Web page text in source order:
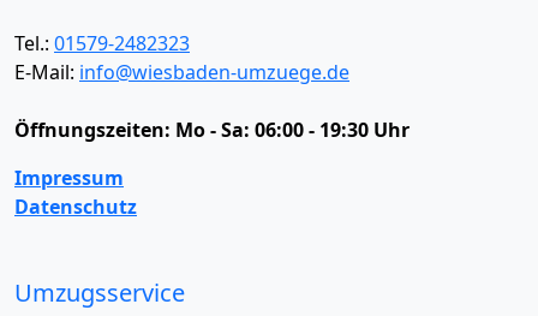
Tel.: 01579-2482323
E-Mail: info@wiesbaden-umzuege.de
Öffnungszeiten: Mo - Sa: 06:00 - 19:30 Uhr
Impressum
Datenschutz
Umzugsservice